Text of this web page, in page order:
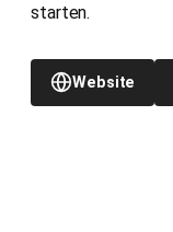
starten.
Website